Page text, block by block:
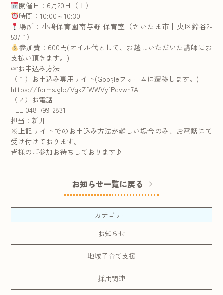
開催日：6月20日（土）
時間：10:00～10:30
場所：小鳩保育園南与野 保育室（さいたま市中央区鈴谷2-
537-1）
参加費：600円(オイル代として、お越しいただいた講師にお
支払い頂きます。)
☞お申込み方法
（１）お申込み専用サイト(Googleフォームに遷移します。)
https://forms.gle/VgkZfWWVy1Pevwn7A
（２）お電話
TEL 048-799-2831
担当：新井
※上記サイトでのお申込み方法が難しい場合のみ、お電話にて
受け付けております。
皆様のご参加お待ちしております♪
お知らせ一覧に戻る
カテゴリー
お知らせ
地域子育て支援
採用関連